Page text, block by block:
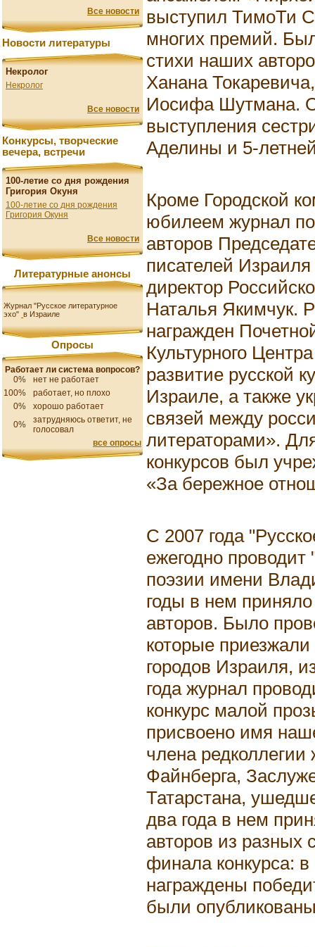
Все новости
Новости литературы
Некролог
Некролог
Все новости
Конкурсы, творческие
вечера, встречи
100-летие со дня рождения
Григория Окуня
100-летие со дня рождения
Григория Окуня
Все новости
Литературные анонсы
Журнал "Русское литературное
эхо" в Израиле
Опросы
Работает ли система вопросов?
0%
нет не работает
100%
работает, но плохо
0%
хорошо работает
0%
затрудняюсь ответит, не
голосовал
все опросы
выступил ТимоТи
многих премий.
стихи наших
Ханана
Иосифа Шутмана.
выступления
Аделины и 5-
Кроме Городской
юбилеем журнал
авторов
писателей
директор
Наталья Якимчук.
награжден
Культурного
развитие русской
Израиле, а также
связей между
литераторами».
конкурсов был
«За бережное
С 2007 года
ежегодно
поэзии имени
годы в нем
авторов. Было
которые
городов Израиля,
года журнал
конкурс малой
присвоено имя
члена
Файнберга,
Татарстана,
два года в нем
авторов из разных
финала конкурса: в
награждены
были